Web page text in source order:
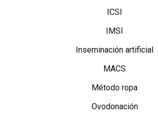
ICSI
IMSI
Inseminación artificial
MACS
Método ropa
Ovodonación